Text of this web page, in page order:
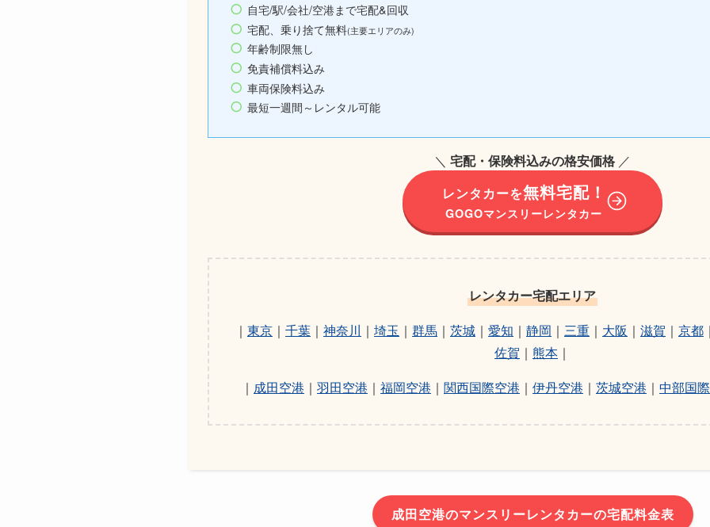
自宅/駅/会社/空港まで宅配&回収
宅配、乗り捨て無料(主要エリアのみ)
年齢制限無し
免責補償料込み
車両保険料込み
最短一週間～レンタル可能
＼ 宅配・保険料込みの格安価格 ／
レンタカーを無料宅配！
GOGOマンスリーレンタカー
レンタカー宅配エリア
｜ 東京 ｜ 千葉 ｜ 神奈川 ｜ 埼玉 ｜ 群馬 ｜ 茨城 ｜ 愛知 ｜ 静岡 ｜ 三重 ｜ 大阪 ｜ 滋賀 ｜ 京都
佐賀 ｜ 熊本 ｜
｜ 成田空港 ｜ 羽田空港 ｜ 福岡空港 ｜ 関西国際空港 ｜ 伊丹空港 ｜ 茨城空港 ｜ 中部国
成田空港のマンスリーレンタカーの宅配料金表